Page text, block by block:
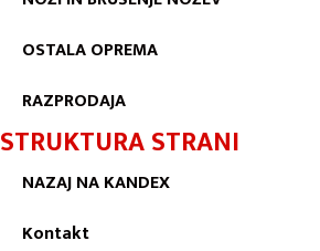
OSTALA OPREMA
RAZPRODAJA
STRUKTURA STRANI
NAZAJ NA KANDEX
Kontakt